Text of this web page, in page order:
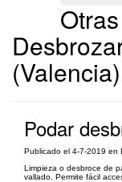
(Valencia)
Podar
Publicado el 4-7-2019 en
Limpieza o desbroce de
vallado. Permite fácil